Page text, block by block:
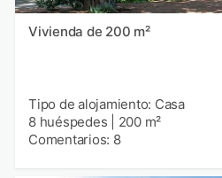
Vivienda de 200 m²
Tipo de alojamiento: Casa
8 huéspedes
200 m²
Comentarios: 8